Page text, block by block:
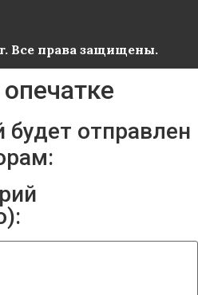
Все права защищены.
будет отправлен